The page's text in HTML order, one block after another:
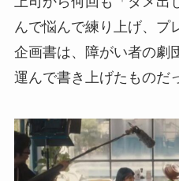
んで悩んで練り上げ、プ
企画書は、障がい者の劇
運んで書き上げたものだ